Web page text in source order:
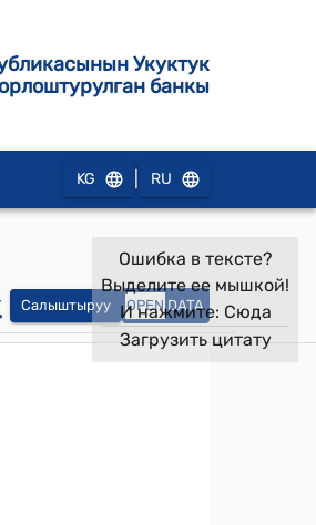
Укуктук
банкы
KG RU
Салыштыруу OPEN DATA
Ошибка в тексте?
Выделите ее мышкой!
И нажмите: Сюда
Загрузить цитату